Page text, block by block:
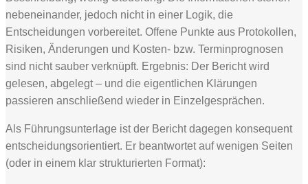
nebeneinander, jedoch nicht in einer Logik, die
Entscheidungen vorbereitet. Offene Punkte aus Protokollen,
Risiken, Änderungen und Kosten- bzw. Terminprognosen
sind nicht sauber verknüpft. Ergebnis: Der Bericht wird
gelesen, abgelegt – und die eigentlichen Klärungen
passieren anschließend wieder in Einzelgesprächen.
Als Führungsunterlage ist der Bericht dagegen konsequent
entscheidungsorientiert. Er beantwortet auf wenigen Seiten
(oder in einem klar strukturierten Format):